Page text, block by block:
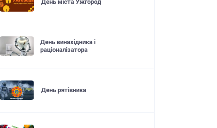
День міста Ужгород
День винахідника і
раціоналізатора
День рятівника